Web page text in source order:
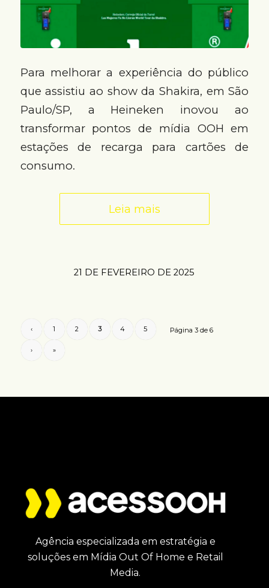
Para melhorar a experiência do público
que assistiu ao show da Shakira, em São
Paulo/SP, a Heineken inovou ao
transformar pontos de mídia OOH em
estações de recarga para cartões de
consumo.
Leia mais
21 DE FEVEREIRO DE 2025
Página 3 de 6
‹ 1 2 3 4 5
› »
Agência especializada em estratégia e
soluções em Mídia Out Of Home e Retail
Media.